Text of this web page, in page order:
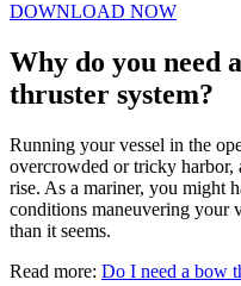
DOWNLOAD NOW
Why do you need
thruster system?
Running your vessel in the
overcrowded or tricky harbor,
rise. As a mariner, you might
conditions maneuvering your
than it seems.
Read more: Do I need a bow